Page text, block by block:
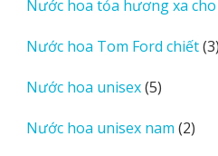
Nước hoa tỏa hương xa
Nước hoa Tom Ford chiết 33
Nước hoa unisex 55
phẩm
Nước hoa unisex nam 22